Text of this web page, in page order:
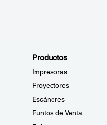
Productos
Impresoras
Proyectores
Escáneres
Puntos de Venta